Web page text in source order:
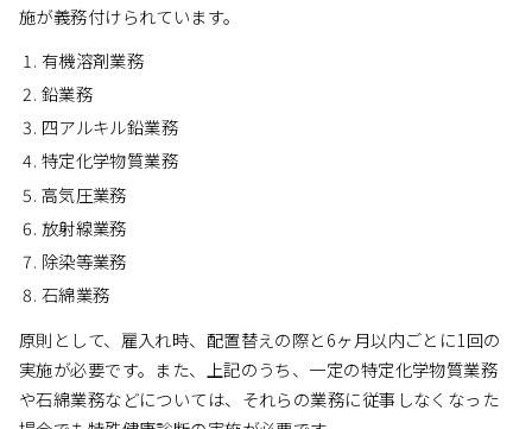
施が義務付けられています。
有機溶剤業務
鉛業務
四アルキル鉛業務
特定化学物質業務
高気圧業務
放射線業務
除染等業務
石綿業務
原則として、雇入れ時、配置替えの際と6ヶ月以内ごとに1回の
実施が必要です。また、上記のうち、一定の特定化学物質業務
や石綿業務などについては、それらの業務に従事しなくなった